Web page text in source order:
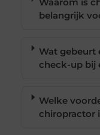
belangrijk
Wat gebeurt
check-up bij
Welke
chiropractor